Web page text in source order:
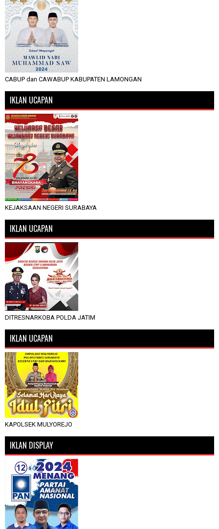
CABUP dan CAWABUP KABUPATEN LAMONGAN
IKLAN UCAPAN
KEJAKSAAN NEGERI SURABAYA
IKLAN UCAPAN
DITRESNARKOBA POLDA JATIM
IKLAN UCAPAN
KAPOLSEK MULYOREJO
IKLAN DISPLAY